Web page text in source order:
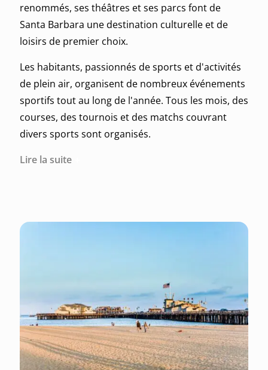
renommés, ses théâtres et ses parcs font de
Santa Barbara une destination culturelle et de
loisirs de premier choix.
Les habitants, passionnés de sports et d'activités
de plein air, organisent de nombreux événements
sportifs tout au long de l'année. Tous les mois, des
courses, des tournois et des matchs couvrant
divers sports sont organisés.
Lire la suite
Barbara Botanic Garden, le Mission Santa Barbara
Ce qu'il faut savoir à propos de Santa Barbara :
Monnaie :
Dollar américain (USD)